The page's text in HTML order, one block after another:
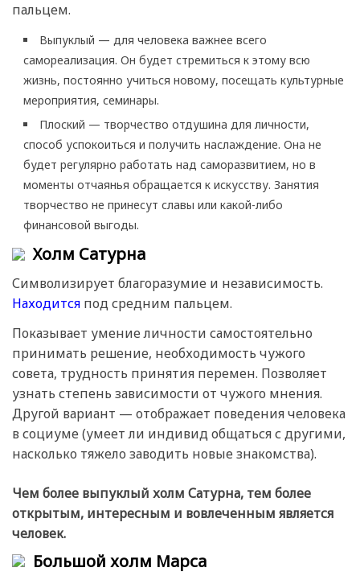
пальцем.
Выпуклый — для человека важнее всего
самореализация. Он будет стремиться к этому всю
жизнь, постоянно учиться новому, посещать культурные
мероприятия, семинары.
Плоский — творчество отдушина для личности,
способ успокоиться и получить наслаждение. Она не
будет регулярно работать над саморазвитием, но в
моменты отчаянья обращается к искусству. Занятия
творчество не принесут славы или какой-либо
финансовой выгоды.
Холм Сатурна
Символизирует благоразумие и независимость.
Находится под средним пальцем.
Показывает умение личности самостоятельно
принимать решение, необходимость чужого
совета, трудность принятия перемен. Позволяет
узнать степень зависимости от чужого мнения.
Другой вариант — отображает поведения человека
в социуме (умеет ли индивид общаться с другими,
насколько тяжело заводить новые знакомства).
Чем более выпуклый холм Сатурна, тем более
открытым, интересным и вовлеченным является
человек.
Большой холм Марса